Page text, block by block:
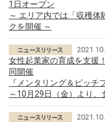
1日オープン
～ エリア内では「収穫
クを開催 ～
女性起業家の育成を支援
同開催
『メンタリング＆ピッチ
～10月29日（金）より、